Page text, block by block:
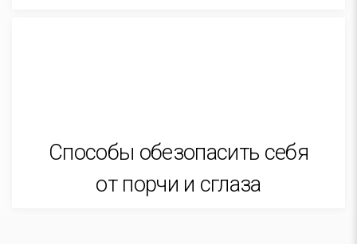
Способы обезопасить себя
от порчи и сглаза